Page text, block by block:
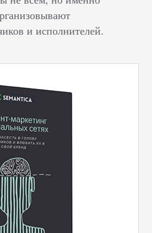
и исполнителей.